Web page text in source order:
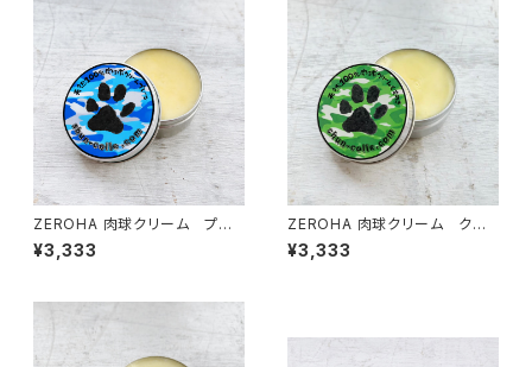
ZEROHA 肉球クリーム プレ
ーン(無香料)タイプ 犬猫用
約33g
¥3,333
ZEROHA 肉球クリーム クスノ
キの香りタイプ 犬猫用 約33
g
¥3,333